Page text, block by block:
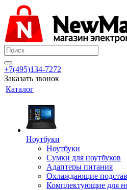
+7(495)134-7272
Заказать звонок
Каталог
Ноутбуки
Ноутбуки
Сумки для ноутбуков
Адаптеры питания
Охлаждающие
Комплектующие для